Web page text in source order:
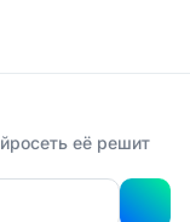
Это
кислотой.
\rightarrowеё решит